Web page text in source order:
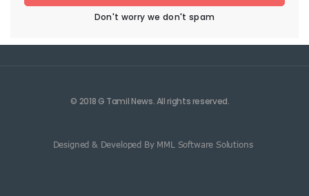
Don't worry we don't spam
© 2018 G Tamil News. All rights reserved.
Designed & Developed By MML Software Solutions